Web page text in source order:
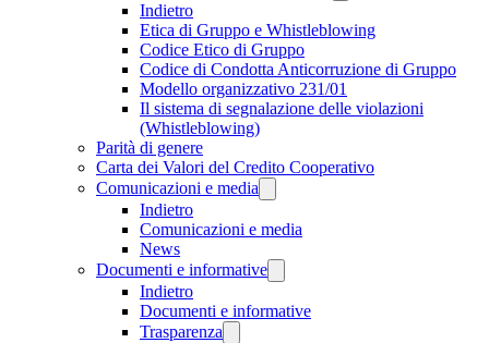
Indietro
Etica di Gruppo e Whistleblowing
Codice Etico di Gruppo
Codice di Condotta Anticorruzione di Gruppo
Modello organizzativo 231/01
Il sistema di segnalazione delle violazioni
(Whistleblowing)
Parità di genere
Carta dei Valori del Credito Cooperativo
Comunicazioni e media
Indietro
Comunicazioni e media
News
Documenti e informative
Indietro
Documenti e informative
Trasparenza